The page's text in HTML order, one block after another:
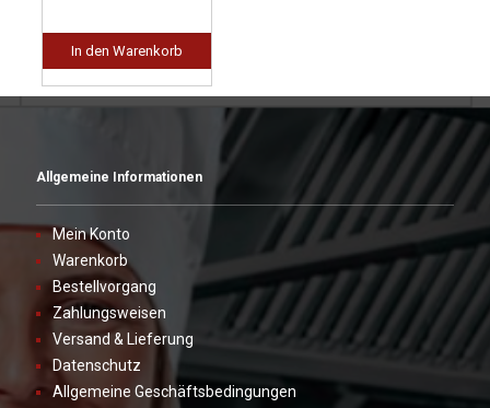
In den Warenkorb
Allgemeine Informationen
Mein Konto
Warenkorb
Bestellvorgang
Zahlungsweisen
Versand & Lieferung
Datenschutz
Allgemeine Geschäftsbedingungen